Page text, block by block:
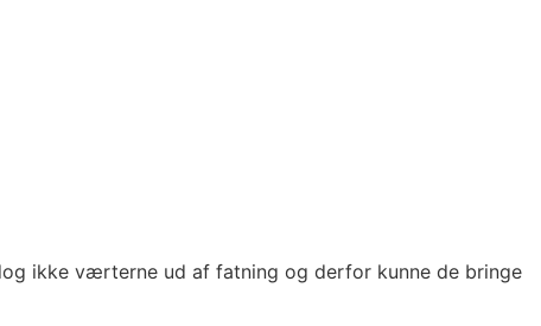
ikke værterne ud af fatning og derfor kunne de bringe